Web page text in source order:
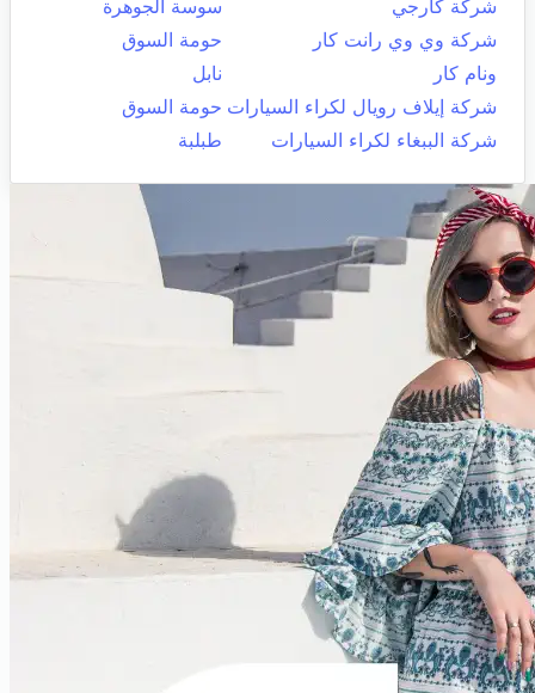
شركة كارجي
سوسة الجوهرة
شركة وي وي رانت كار
حومة السوق
ونام كار
نابل
شركة إيلاف رويال لكراء السيارات حومة السوق
شركة الببغاء لكراء السيارات
طبلبة